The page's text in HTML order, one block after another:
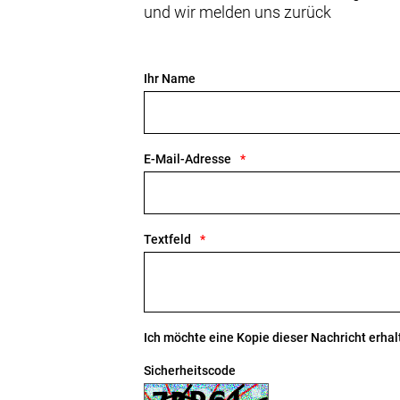
und wir melden uns zurück
Ihr Name
E-Mail-Adresse
Textfeld
Ich möchte eine Kopie dieser Nachricht
Sicherheitscode